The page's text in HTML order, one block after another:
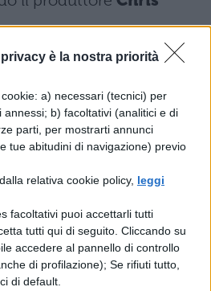
privacy è la nostra priorità
a) necessari (tecnici) per
annessi; b) facoltativi (analitici e di
parti, per mostrarti annunci
tue abitudini di navigazione) previo
relativa cookie policy, leggi
facoltativi puoi accettarli tutti
tutti qui di seguito. Cliccando su
accedere al pannello di controllo
di profilazione); Se rifiuti tutto,
di default.
per chiedergli
adatto per dirigere il
stesso, a patto che
Watts per il ruolo
mai pensato che
sinceramente. Ma
questo è, fra i suoi
lascerebbe a nessun
che quest’ultima
non deluderà le
della